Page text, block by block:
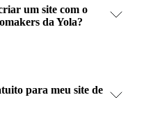
um site com o
da Yola?
para meu site de